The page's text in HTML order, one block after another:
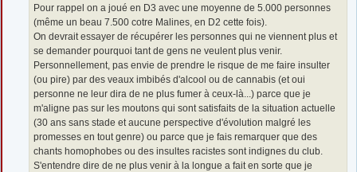
Pour rappel on a joué en D3 avec une moyenne de 5.000 personnes
(même un beau 7.500 cotre Malines, en D2 cette fois).
On devrait essayer de récupérer les personnes qui ne viennent plus et
se demander pourquoi tant de gens ne veulent plus venir.
Personnellement, pas envie de prendre le risque de me faire insulter
(ou pire) par des veaux imbibés d'alcool ou de cannabis (et oui
personne ne leur dira de ne plus fumer à ceux-là...) parce que je
m'aligne pas sur les moutons qui sont satisfaits de la situation actuelle
(30 ans sans stade et aucune perspective d'évolution malgré les
promesses en tout genre) ou parce que je fais remarquer que des
chants homophobes ou des insultes racistes sont indignes du club.
S'entendre dire de ne plus venir à la longue a fait en sorte que je